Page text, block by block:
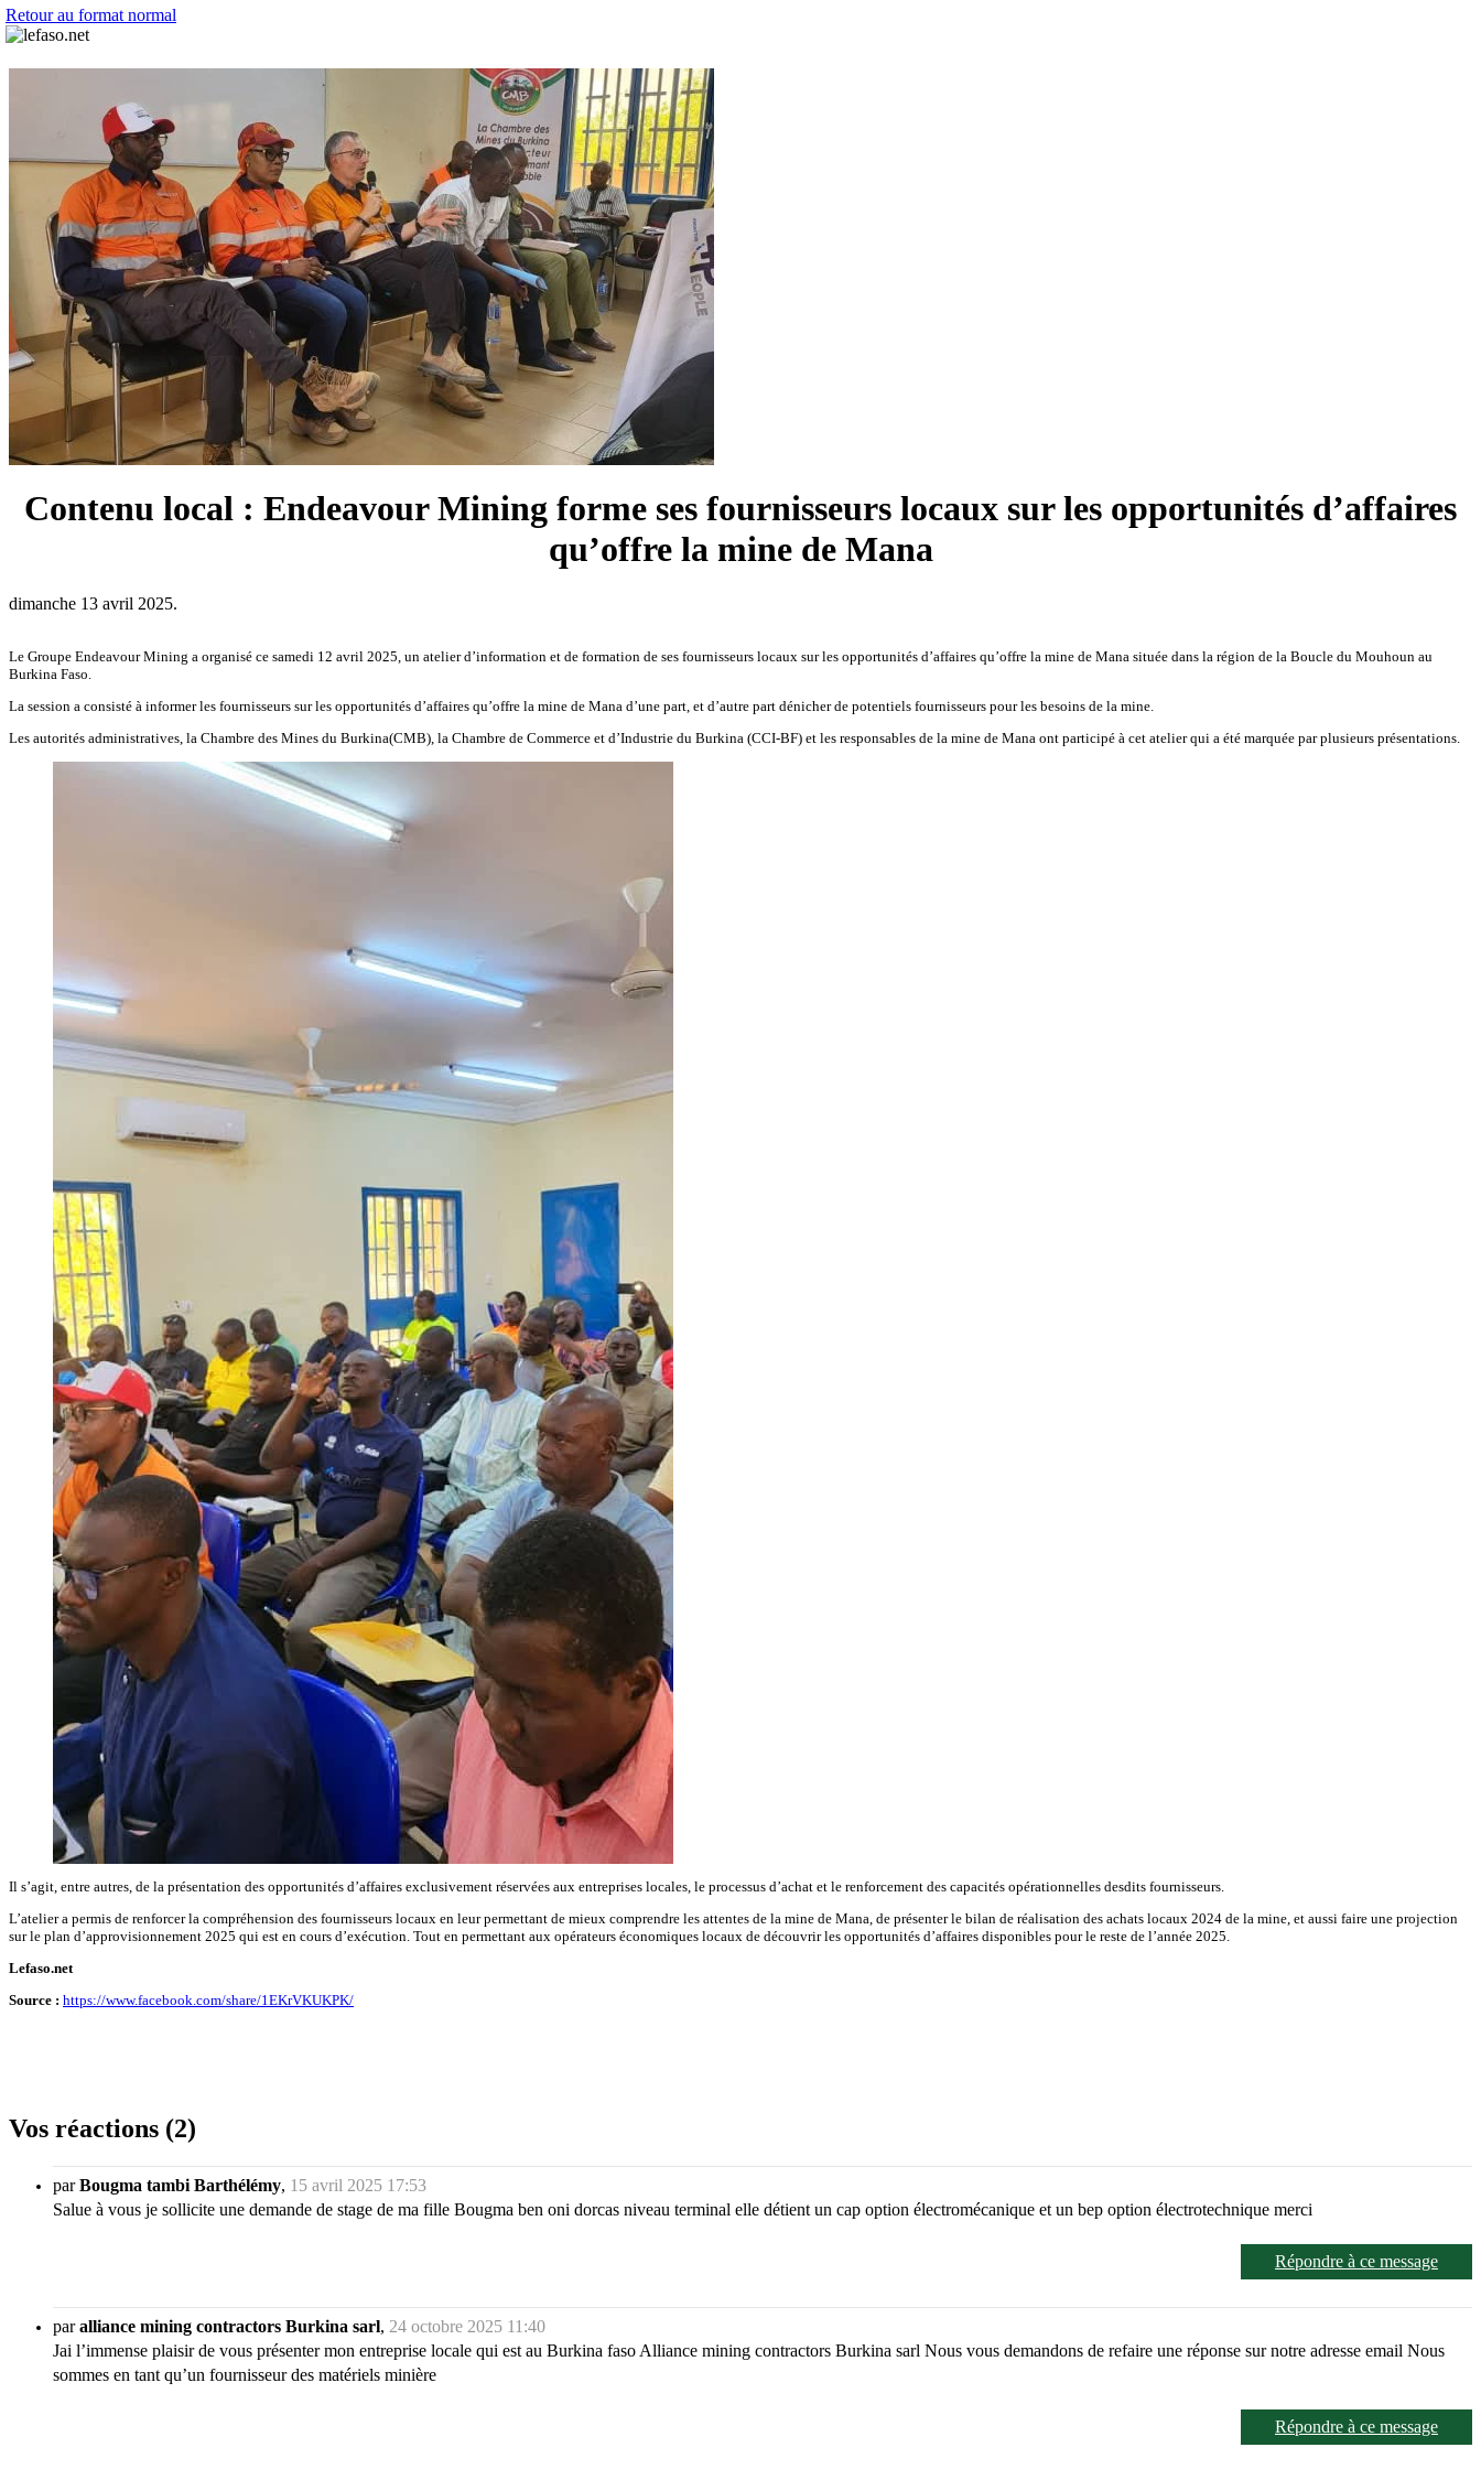
Retour au format normal
Contenu local : Endeavour Mining forme ses fournisseurs locaux sur les opportunités d’affaires
qu’offre la mine de Mana
dimanche 13 avril 2025.
Le Groupe Endeavour Mining a organisé ce samedi 12 avril 2025, un atelier d’information et de formation de ses fournisseurs locaux sur les opportunités d’affaires qu’offre la mine de Mana située dans la région de la Boucle du Mouhoun au
Burkina Faso.
La session a consisté à informer les fournisseurs sur les opportunités d’affaires qu’offre la mine de Mana d’une part, et d’autre part dénicher de potentiels fournisseurs pour les besoins de la mine.
Les autorités administratives, la Chambre des Mines du Burkina(CMB), la Chambre de Commerce et d’Industrie du Burkina (CCI-BF) et les responsables de la mine de Mana ont participé à cet atelier qui a été marquée par plusieurs présentations.
Il s’agit, entre autres, de la présentation des opportunités d’affaires exclusivement réservées aux entreprises locales, le processus d’achat et le renforcement des capacités opérationnelles desdits fournisseurs.
L’atelier a permis de renforcer la compréhension des fournisseurs locaux en leur permettant de mieux comprendre les attentes de la mine de Mana, de présenter le bilan de réalisation des achats locaux 2024 de la mine, et aussi faire une projection
sur le plan d’approvisionnement 2025 qui est en cours d’exécution. Tout en permettant aux opérateurs économiques locaux de découvrir les opportunités d’affaires disponibles pour le reste de l’année 2025.
Lefaso.net
Source : https://www.facebook.com/share/1EKrVKUKPK/
Vos réactions (2)
parBougma tambi Barthélémy, 15 avril 2025 17:53
Salue à vous je sollicite une demande de stage de ma fille Bougma ben oni dorcas niveau terminal elle détient un cap option électromécanique et un bep option électrotechnique merci
Répondre à ce message
paralliance mining contractors Burkina sarl, 24 octobre 2025 11:40
Jai l’immense plaisir de vous présenter mon entreprise locale qui est au Burkina faso Alliance mining contractors Burkina sarl Nous vous demandons de refaire une réponse sur notre adresse email Nous
sommes en tant qu’un fournisseur des matériels minière
Répondre à ce message